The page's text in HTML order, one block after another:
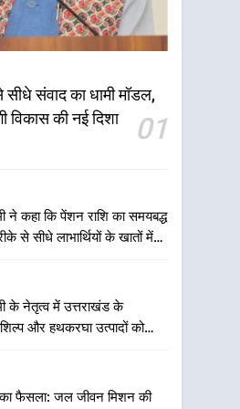
सीधे संवाद का धामी मॉडल,
की नई दिशा
01
ने कहा कि पेंशन राशि का समयबद्ध
से सीधे लाभार्थियों के खातों में
का सीधे लाभ मिल रहा है
के नेतृत्व में उत्तराखंड के
और हथकरघा उत्पादों को
का फैसला: जल जीवन मिशन की
मंत्री अजय टम्टा और
धामी की बैठक, सड़क
पर हुआ मंथन
बोर्ड बैठक में 25 विकास
को मिली मंजूरी, देहरादून-
धामी के प्रयासों से
रेलवे स्टेशन पर अछनेरा-
की नई पीढ़ी से सीधे